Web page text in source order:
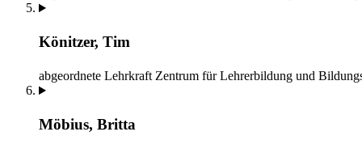
Könitzer, Tim
abgeordnete Lehrkraft Zentrum für Lehrerbildung und
Möbius, Britta